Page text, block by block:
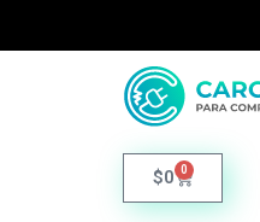
$0 0